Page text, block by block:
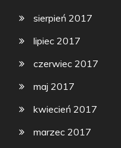
sierpień 2017
lipiec 2017
czerwiec 2017
maj 2017
kwiecień 2017
marzec 2017